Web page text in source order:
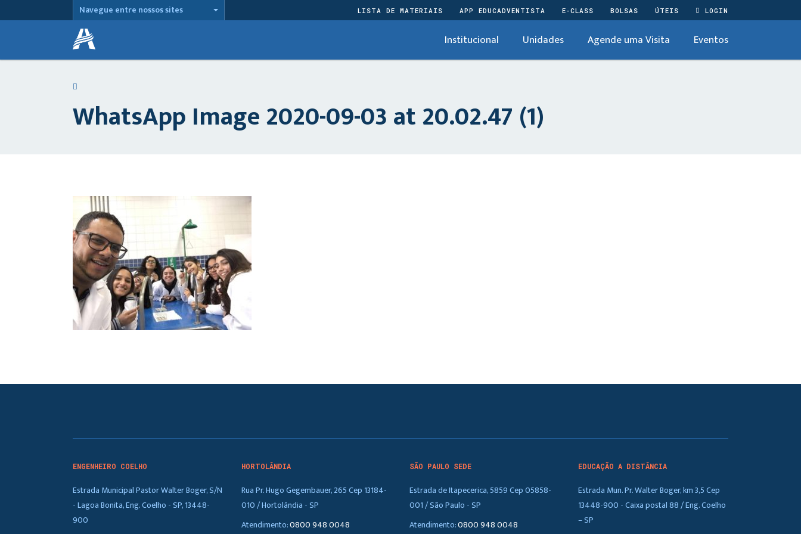
Navegue entre nossos sites LISTA DE MATERIAIS APP EDUCADVENTISTA E-CLASS BOLSAS ÚTEIS LOGIN
Institucional Unidades Agende uma Visita Eventos
WhatsApp Image 2020-09-03 at 20.02.47 (1)
ENGENHEIRO COELHO
Estrada Municipal Pastor Walter Boger, S/N
- Lagoa Bonita, Eng. Coelho - SP, 13448-
900
HORTOLÂNDIA
Rua Pr. Hugo Gegembauer, 265 Cep 13184-
010 / Hortolândia - SP
Atendimento:0800 948 0048
SÃO PAULO SEDE
Estrada de Itapecerica, 5859 Cep 05858-
001 / São Paulo - SP
Atendimento:0800 948 0048
EDUCAÇÃO A DISTÂNCIA
Estrada Mun. Pr. Walter Boger, km 3,5 Cep
13448-900 - Caixa postal 88 / Eng. Coelho
– SP